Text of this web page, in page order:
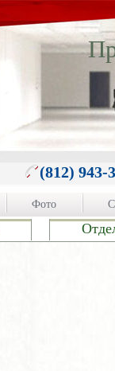
(812) 943-
Фото